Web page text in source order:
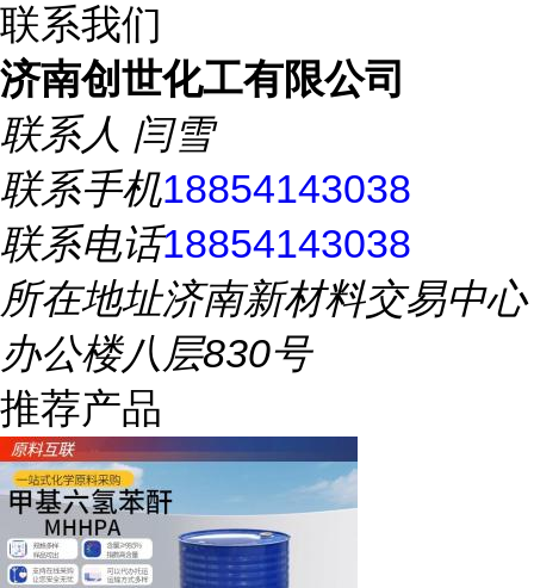
联系我们
济南创世化工有限公司
联系人 闫雪
联系手机18854143038
联系电话18854143038
所在地址济南新材料交易中心
办公楼八层830号
推荐产品